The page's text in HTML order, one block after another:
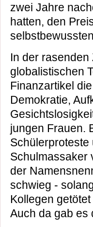
zwei Jahre
hatten, den
In der
globalistischen
Finanzartikel
Demokratie,
jungen Frauen.
Schulmassaker
der
schwieg -
Kollegen
Auch da gab es